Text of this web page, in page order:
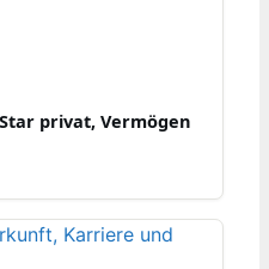
privat, Vermögen